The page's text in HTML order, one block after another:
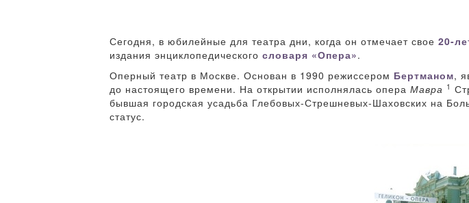
Сегодня, в юбилейные для театра дни, когда он отмечает свое 20-
издания энциклопедического словаря «Опера».
Оперный театр в Москве. Основан в 1990 режиссером Бертманом,
до настоящего времени. На открытии исполнялась опера Мавра 1
бывшая городская усадьба Глебовых-Стрешневых-Шаховских на
статус.